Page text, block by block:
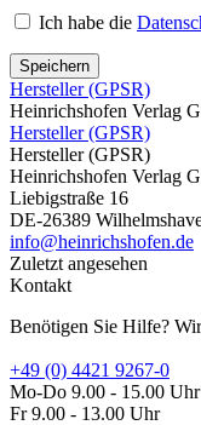
Ich habe die
Speichern
Hersteller (GPSR)
Heinrichshofen Verlag
Hersteller (GPSR)
Hersteller (GPSR)
Heinrichshofen Verlag
Liebigstraße 16
DE-26389
info@heinrichshofen.de
Zuletzt angesehen
Kontakt
Benötigen Sie Hilfe?
+49 (0) 4421 9267-0
Mo-Do 9.00 - 15.00 Uhr
Fr 9.00 - 13.00 Uhr